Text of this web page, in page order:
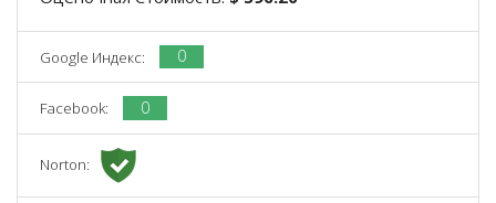
Google Индекс: 0
Facebook: 0
Norton: